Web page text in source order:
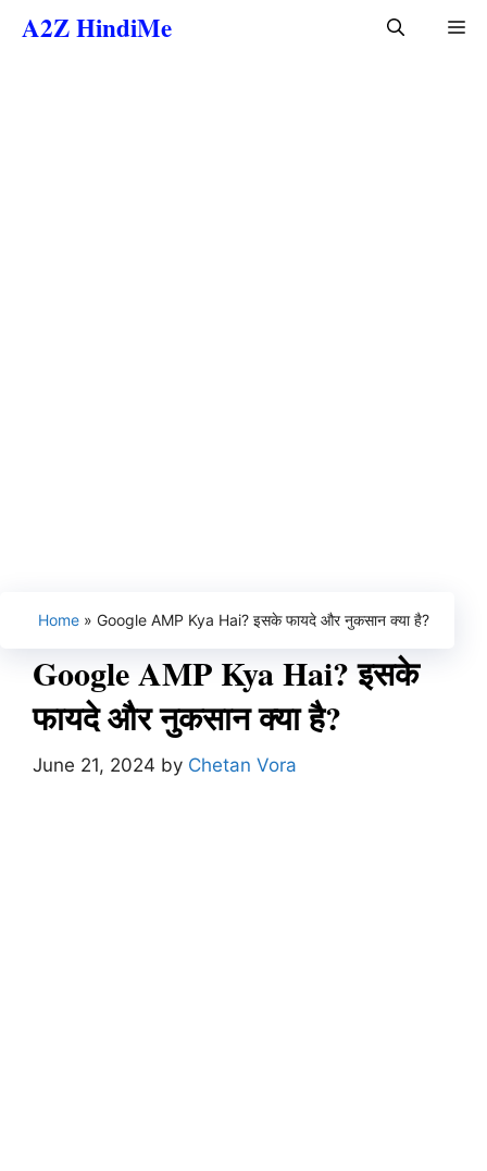
SkipA2Z HindiMe
Home » Google AMP Kya Hai? इसके फायदे और नुकसान क्या है?
Google AMP Kya Hai? इसके
फायदे और नुकसान क्या है?
June 21, 2024 by Chetan Vora